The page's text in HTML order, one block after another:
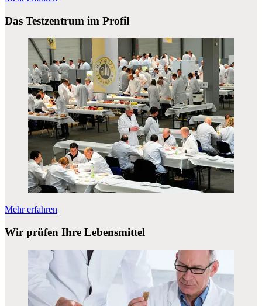
Das Testzentrum im Profil
Mehr erfahren
Wir prüfen Ihre Lebensmittel